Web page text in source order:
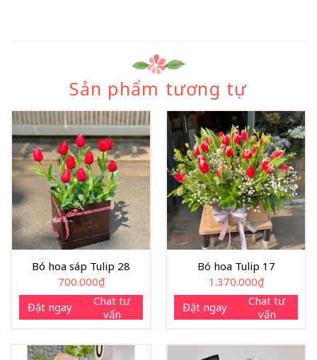
Sản phẩm tương tự
Bó hoa sáp Tulip 28
700.000₫
Đặt ngay
Chat tư
vấn
Bó hoa Tulip 17
1.370.000₫
Đặt ngay
Chat tư
vấn